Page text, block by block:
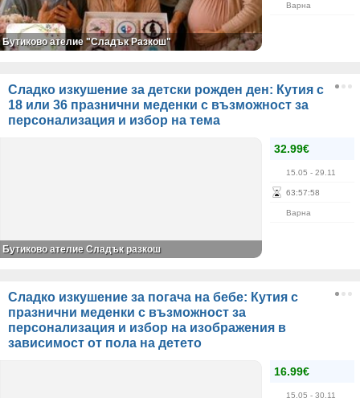
Варна
Бутиково ателие "Сладък Разкош"
Сладко изкушение за детски рожден ден: Кутия с
18 или 36 празнични меденки с възможност за
персонализация и избор на тема
32.99€
15.05 - 29.11
63:57:58
Варна
Бутиково ателие Сладък разкош
Сладко изкушение за погача на бебе: Кутия с
празнични меденки с възможност за
персонализация и избор на изображения в
зависимост от пола на детето
16.99€
15.05 - 30.11